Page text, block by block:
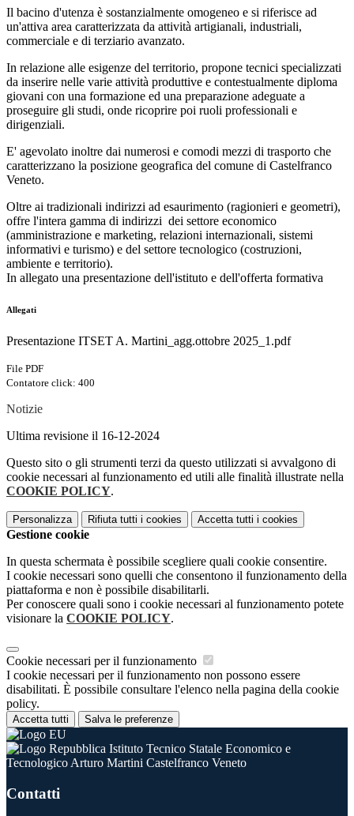
Il bacino d'utenza è sostanzialmente omogeneo e si riferisce ad
un'attiva area caratterizzata da attività artigianali, industriali,
commerciale e di terziario avanzato.
In relazione alle esigenze del territorio, propone tecnici specializzati
da inserire nelle varie attività produttive e contestualmente diploma
giovani con una formazione ed una preparazione adeguate a
proseguire gli studi, onde ricoprire poi ruoli professionali e
dirigenziali.
E' agevolato inoltre dai numerosi e comodi mezzi di trasporto che
caratterizzano la posizione geografica del comune di Castelfranco
Veneto.
Oltre ai tradizionali indirizzi ad esaurimento (ragionieri e geometri),
offre l'intera gamma di indirizzi dei settore economico
(amministrazione e marketing, relazioni internazionali, sistemi
informativi e turismo) e del settore tecnologico (costruzioni,
ambiente e territorio).
In allegato una presentazione dell'istituto e dell'offerta formativa
Allegati
Presentazione ITSET A. Martini_agg.ottobre 2025_1.pdf
File PDF
Contatore click: 400
Notizie
Ultima revisione il 16-12-2024
Questo sito o gli strumenti terzi da questo utilizzati si avvalgono di
cookie necessari al funzionamento ed utili alle finalità illustrate nella
COOKIE POLICY.
Personalizza Rifiuta tutti i cookies Accetta tutti i cookies
Gestione cookie
In questa schermata è possibile scegliere quali cookie consentire.
I cookie necessari sono quelli che consentono il funzionamento della
piattaforma e non è possibile disabilitarli.
Per conoscere quali sono i cookie necessari al funzionamento potete
visionare la COOKIE POLICY.
Cookie necessari per il funzionamento
I cookie necessari per il funzionamento non possono essere
disabilitati. È possibile consultare l'elenco nella pagina della cookie
policy.
Accetta tutti Salva le preferenze
Istituto Tecnico Statale Economico e
Tecnologico Arturo Martini Castelfranco Veneto
Contatti